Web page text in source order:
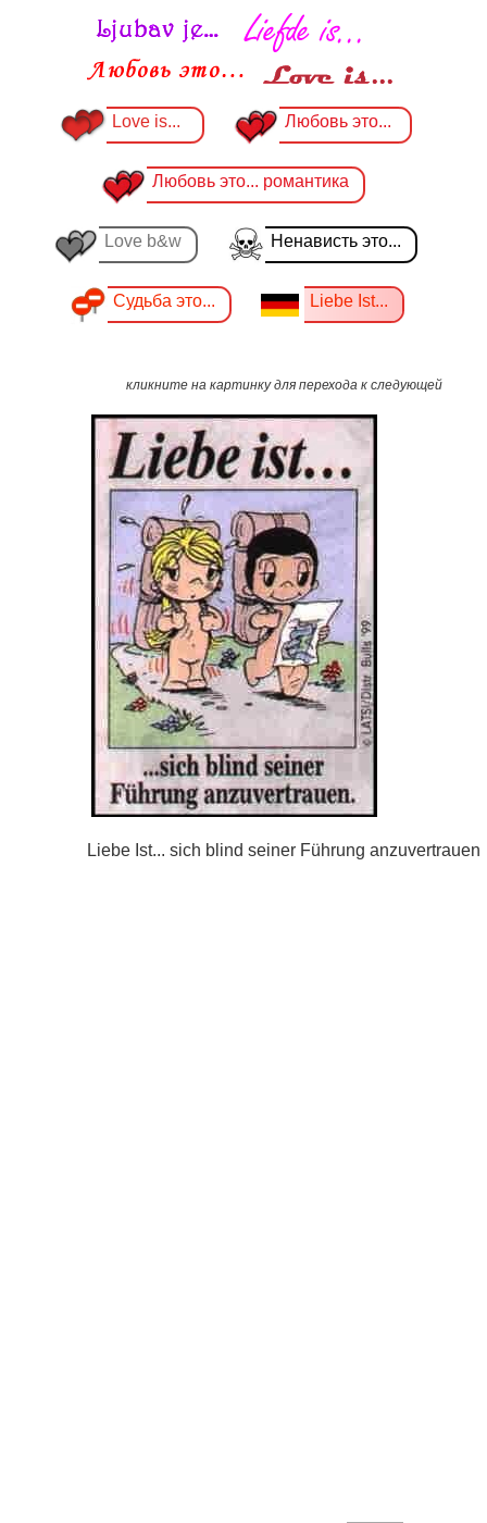
Love is... Любовь это...
Любовь это... романтика
Love b&w Ненависть это...
Судьба это... Liebe Ist...
кликните на картинку для перехода к следующей
Liebe Ist... sich blind seiner Führung anzuvertrauen